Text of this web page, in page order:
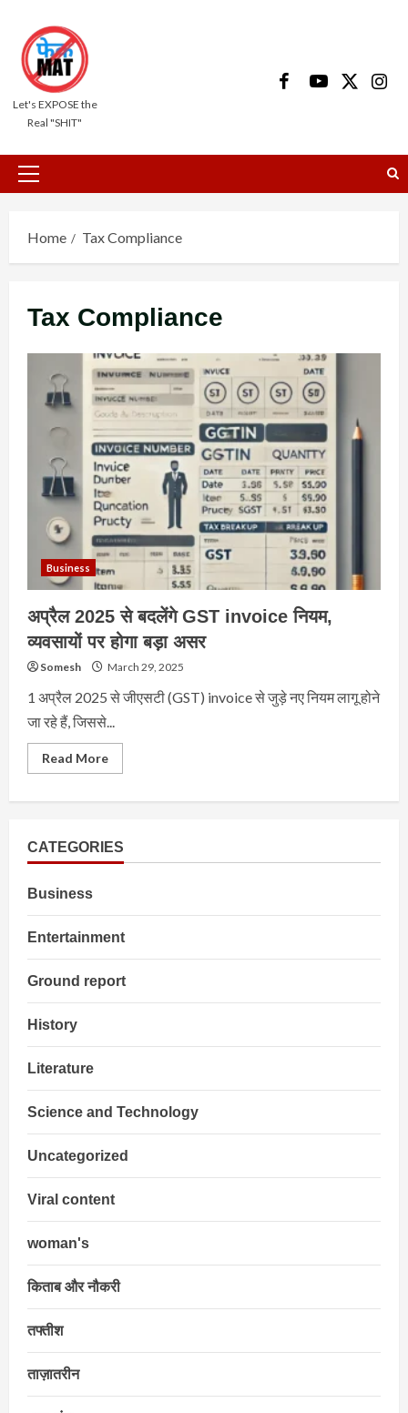
content
Let's EXPOSE the
Real "SHIT"
FacebookYoutube
X
Primary
Home Tax Compliance
Tax Compliance
Business
अप्रैल 2025 से बदलेंगे GST invoice नियम,
व्यवसायों पर होगा बड़ा असर
Somesh March 29, 2025
1 अप्रैल 2025 से जीएसटी (GST) invoice से जुड़े नए नियम लागू होने
जा रहे हैं, जिससे...
Read MoreRead
more
GST
invoice
असर
CATEGORIES
Business
Entertainment
Ground report
History
Literature
Science and Technology
Uncategorized
Viral content
woman's
किताब और नौकरी
तफ्तीश
ताज़ातरीन